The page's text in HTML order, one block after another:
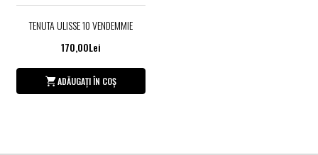
TENUTA ULISSE 10 VENDEMMIE
170,00Lei
ADĂUGAȚI ÎN COȘ